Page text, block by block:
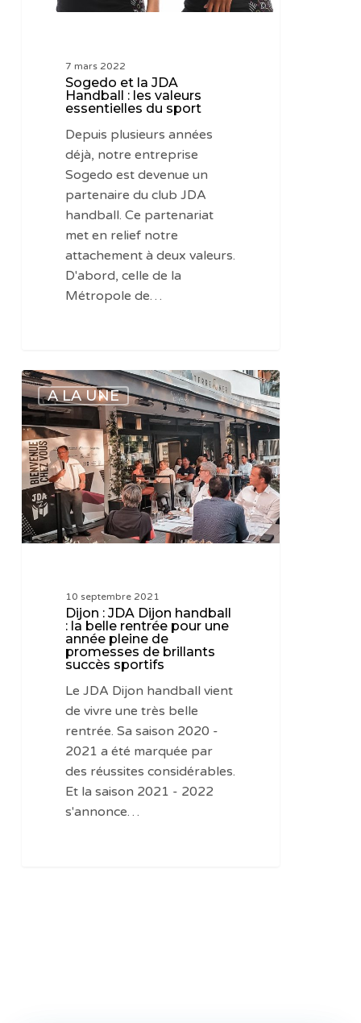
essentielles
7 mars 2022
Sogedo et la JDA
Handball : les valeurs
essentielles du sport
Depuis plusieurs années
déjà, notre entreprise
Sogedo est devenue un
partenaire du club JDA
handball. Ce partenariat
met en relief notre
attachement à deux valeurs.
D'abord, celle de la
Métropole de…
Dijon
:
JDA
Dijon
handball
la
belle
rentrée
promesses
A LA UNE
10 septembre 2021
Dijon : JDA Dijon handball
: la belle rentrée pour une
année pleine de
promesses de brillants
succès sportifs
Le JDA Dijon handball vient
de vivre une très belle
rentrée. Sa saison 2020 -
2021 a été marquée par
des réussites considérables.
Et la saison 2021 - 2022
s'annonce…